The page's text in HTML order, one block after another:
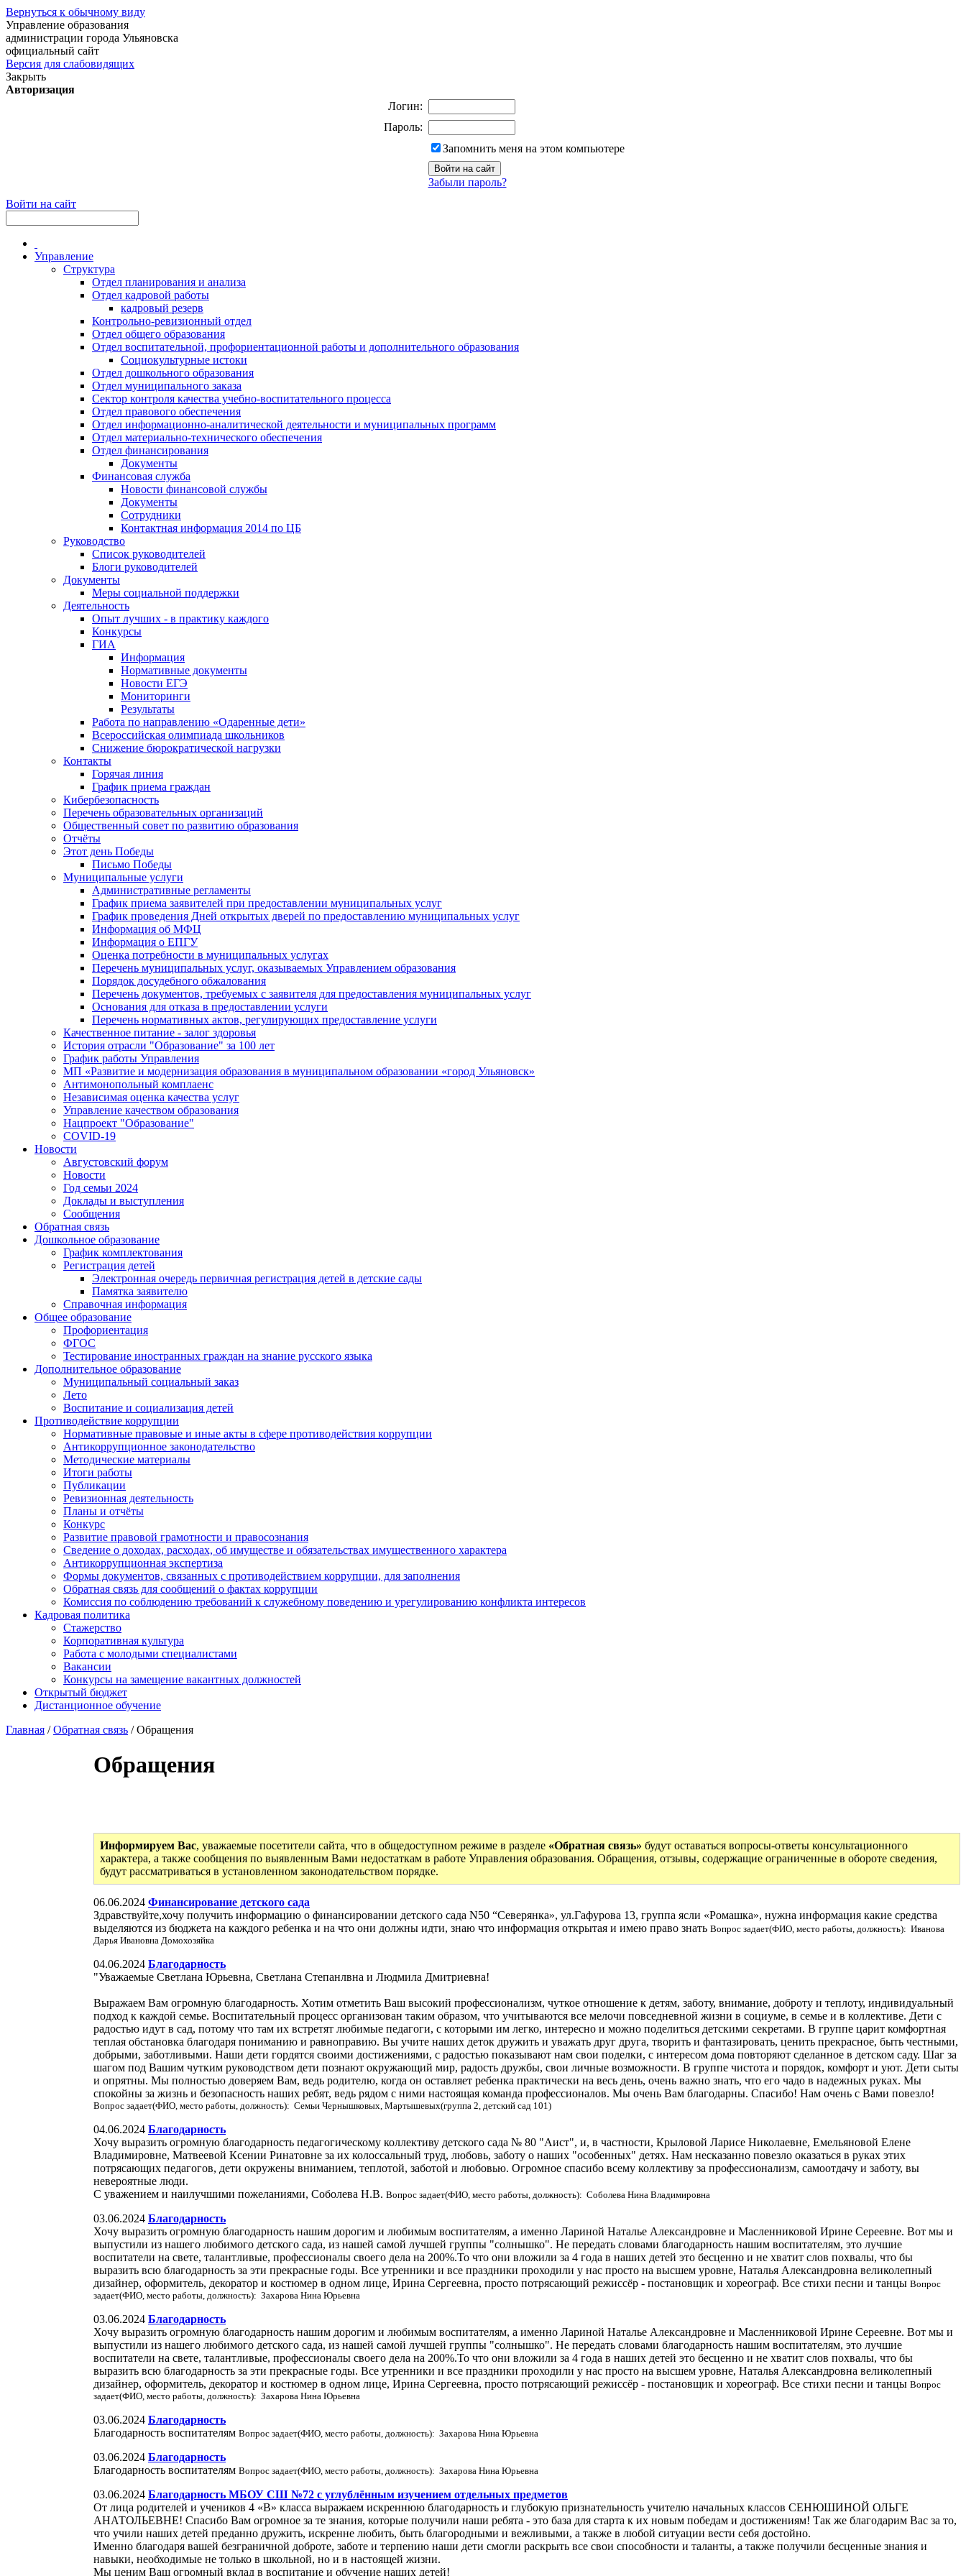
Вернуться к обычному виду
Управление образования
администрации города Ульяновска
официальный сайт
Версия для слабовидящих
Закрыть
Авторизация
Логин:
Пароль:
Запомнить меня на этом компьютере
Забыли пароль?
Войти на сайт
Управление
Структура
Отдел планирования и анализа
Отдел кадровой работы
кадровый резерв
Контрольно-ревизионный отдел
Отдел общего образования
Отдел воспитательной, профориентационной работы и дополнительного образования
Социокультурные истоки
Отдел дошкольного образования
Отдел муниципального заказа
Сектор контроля качества учебно-воспитательного процесса
Отдел правового обеспечения
Отдел информационно-аналитической деятельности и муниципальных программ
Отдел материально-технического обеспечения
Отдел финансирования
Документы
Финансовая служба
Новости финансовой службы
Документы
Сотрудники
Контактная информация 2014 по ЦБ
Руководство
Список руководителей
Блоги руководителей
Документы
Меры социальной поддержки
Деятельность
Опыт лучших - в практику каждого
Конкурсы
ГИА
Информация
Нормативные документы
Новости ЕГЭ
Мониторинги
Результаты
Работа по направлению «Одаренные дети»
Всероссийская олимпиада школьников
Снижение бюрократической нагрузки
Контакты
Горячая линия
График приема граждан
Кибербезопасность
Перечень образовательных организаций
Общественный совет по развитию образования
Отчёты
Этот день Победы
Письмо Победы
Mуниципальные услуги
Административные регламенты
График приема заявителей при предоставлении муниципальных услуг
График проведения Дней открытых дверей по предоставлению муниципальных услуг
Информация об МФЦ
Информация о ЕПГУ
Оценка потребности в муниципальных услугах
Перечень муниципальных услуг, оказываемых Управлением образования
Порядок досудебного обжалования
Перечень документов, требуемых с заявителя для предоставления муниципальных услуг
Основания для отказа в предоставлении услуги
Перечень нормативных актов, регулирующих предоставление услуги
Качественное питание - залог здоровья
История отрасли "Oбразованиe" за 100 лет
График работы Управления
МП «Развитие и модернизация образования в муниципальном образовании «город Ульяновск»
Антимонопольный комплаенс
Независимая оценка качества услуг
Управление качеством образования
Нацпроект "Образование"
COVID-19
Новости
Августовский форум
Новости
Год семьи 2024
Доклады и выступления
Сообщения
Обратная связь
Дошкольное образование
График комплектования
Регистрация детей
Электронная очередь первичная регистрация детей в детские сады
Памятка заявителю
Справочная информация
Общее образование
Профориентация
ФГОС
Тестирование иностранных граждан на знание русского языка
Дополнительное образование
Муниципальный социальный заказ
Лето
Воспитание и социализация детей
Противодействие коррупции
Нормативные правовые и иные акты в сфере противодействия коррупции
Антикоррупционное законодательство
Методические материалы
Итоги работы
Публикации
Ревизионная деятельность
Планы и отчёты
Конкурс
Развитие правовой грамотности и правосознания
Сведение о доходах, расходах, об имуществе и обязательствах имущественного характера
Антикоррупционная экспертиза
Формы документов, связанных с противодействием коррупции, для заполнения
Обратная связь для сообщений о фактах коррупции
Комиссия по соблюдению требований к служебному поведению и урегулированию конфликта интересов
Кадровая политика
Стажерство
Корпоративная культура
Работа с молодыми специалистами
Вакансии
Конкурсы на замещение вакантных должностей
Открытый бюджет
Дистанционное обучение
Главная /Обратная связь / Обращения
Обращения
Информируем Вас, уважаемые посетители сайта, что в общедоступном режиме в разделе «Обратная связь» будут оставаться вопросы-ответы консультационного
характера, а также сообщения по выявленным Вами недостаткам в работе Управления образования. Обращения, отзывы, содержащие ограниченные в обороте сведения,
будут рассматриваться в установленном законодательством порядке.
06.06.2024 Финансирование детского сада
Здравствуйте,хочу получить информацию о финансировании детского сада N50 “Северянка», ул.Гафурова 13, группа ясли «Ромашка», нужна информация какие средства
выделяются из бюджета на каждого ребенка и на что они должны идти, знаю что информация открытая и имею право знать Вопрос задает(ФИО, место работы, должность): Иванова
Дарья Ивановна Домохозяйка
04.06.2024 Благодарность
"Уважаемые Светлана Юрьевна, Светлана Степанлвна и Людмила Дмитриевна!
Выражаем Вам огромную благодарность. Хотим отметить Ваш высокий профессионализм, чуткое отношение к детям, заботу, внимание, доброту и теплоту, индивидуальный
подход к каждой семье. Воспитательный процесс организован таким образом, что учитываются все мелочи повседневной жизни в социуме, в семье и в коллективе. Дети с
радостью идут в сад, потому что там их встретят любимые педагоги, с которыми им легко, интересно и можно поделиться детскими секретами. В группе царит комфортная
теплая обстановка благодаря пониманию и равноправию. Вы учите наших деток дружить и уважать друг друга, творить и фантазировать, ценить прекрасное, быть честными,
добрыми, заботливыми. Наши дети гордятся своими достижениями, с радостью показывают нам свои поделки, с интересом дома повторяют сделанное в детском саду. Шаг за
шагом под Вашим чутким руководством дети познают окружающий мир, радость дружбы, свои личные возможности. В группе чистота и порядок, комфорт и уют. Дети сыты
и опрятны. Мы полностью доверяем Вам, ведь родителю, когда он оставляет ребенка практически на весь день, очень важно знать, что его чадо в надежных руках. Мы
спокойны за жизнь и безопасность наших ребят, ведь рядом с ними настоящая команда профессионалов. Мы очень Вам благодарны. Спасибо! Нам очень с Вами повезло!
Вопрос задает(ФИО, место работы, должность): Семьи Чернышковых, Мартышевых(группа 2, детский сад 101)
04.06.2024 Благодарность
Хочу выразить огромную благодарность педагогическому коллективу детского сада № 80 "Аист", и, в частности, Крыловой Ларисе Николаевне, Емельяновой Елене
Владимировне, Матвеевой Ксении Ринатовне за их колоссальный труд, любовь, заботу о наших "особенных" детях. Нам несказанно повезло оказаться в руках этих
потрясающих педагогов, дети окружены вниманием, теплотой, заботой и любовью. Огромное спасибо всему коллективу за профессионализм, самоотдачу и заботу, вы
невероятные люди.
С уважением и наилучшими пожеланиями, Соболева Н.В. Вопрос задает(ФИО, место работы, должность): Соболева Нина Владимировна
03.06.2024 Благодарность
Хочу выразить огромную благодарность нашим дорогим и любимым воспитателям, а именно Лариной Наталье Александровне и Масленниковой Ирине Сереевне. Вот мы и
выпустили из нашего любимого детского сада, из нашей самой лучшей группы "солнышко". Не передать словами благодарность нашим воспитателям, это лучшие
воспитатели на свете, талантливые, профессионалы своего дела на 200%.То что они вложили за 4 года в наших детей это бесценно и не хватит слов похвалы, что бы
выразить всю благодарность за эти прекрасные годы. Все утренники и все праздники проходили у нас просто на высшем уровне, Наталья Александровна великолепный
дизайнер, оформитель, декоратор и костюмер в одном лице, Ирина Сергеевна, просто потрясающий режиссёр - постановщик и хореограф. Все стихи песни и танцы Вопрос
задает(ФИО, место работы, должность): Захарова Нина Юрьевна
03.06.2024 Благодарность
Хочу выразить огромную благодарность нашим дорогим и любимым воспитателям, а именно Лариной Наталье Александровне и Масленниковой Ирине Сереевне. Вот мы и
выпустили из нашего любимого детского сада, из нашей самой лучшей группы "солнышко". Не передать словами благодарность нашим воспитателям, это лучшие
воспитатели на свете, талантливые, профессионалы своего дела на 200%.То что они вложили за 4 года в наших детей это бесценно и не хватит слов похвалы, что бы
выразить всю благодарность за эти прекрасные годы. Все утренники и все праздники проходили у нас просто на высшем уровне, Наталья Александровна великолепный
дизайнер, оформитель, декоратор и костюмер в одном лице, Ирина Сергеевна, просто потрясающий режиссёр - постановщик и хореограф. Все стихи песни и танцы Вопрос
задает(ФИО, место работы, должность): Захарова Нина Юрьевна
03.06.2024 Благодарность
Благодарность воспитателям Вопрос задает(ФИО, место работы, должность): Захарова Нина Юрьевна
03.06.2024 Благодарность
Благодарность воспитателям Вопрос задает(ФИО, место работы, должность): Захарова Нина Юрьевна
03.06.2024 Благодарность МБОУ СШ №72 с углублённым изучением отдельных предметов
От лица родителей и учеников 4 «В» класса выражаем искреннюю благодарность и глубокую признательность учителю начальных классов СЕНЮШИНОЙ ОЛЬГЕ
АНАТОЛЬЕВНЕ! Спасибо Вам огромное за те знания, которые получили наши ребята - это база для старта к их новым победам и достижениям! Так же благодарим Вас за то,
что учили наших детей преданно дружить, искренне любить, быть благородными и вежливыми, а также в любой ситуации вести себя достойно.
Именно благодаря вашей безграничной доброте, заботе и терпению наши дети смогли раскрыть все свои способности и таланты, а также получили бесценные знания и
навыки, необходимые не только в школьной, но и в настоящей жизни.
Мы ценим Ваш огромный вклад в воспитание и обучение наших детей!